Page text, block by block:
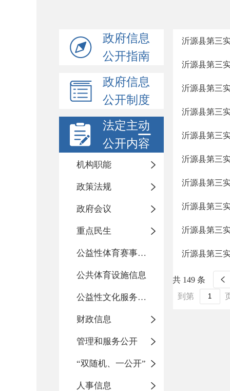
政府信息
公开指南
政府信息
公开制度
法定主动
公开内容
机构职能
政策法规
政府会议
重点民生
公益性体育赛事活动
公共体育设施信息
公益性文化服务活动
财政信息
管理和服务公开
“双随机、一公开”
人事信息
沂源县第三
沂源县第三
沂源县第三
沂源县第三
沂源县第三
沂源县第三
沂源县第三
沂源县第三
沂源县第三
沂源县第三
共 149 条
到第